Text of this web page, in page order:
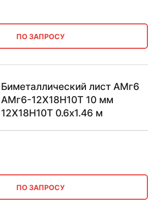
ПО ЗАПРОСУ
Биметаллический лист АМг6
АМг6-12Х18Н10Т 10 мм
12Х18Н10Т 0.6х1.46 м
ПО ЗАПРОСУ